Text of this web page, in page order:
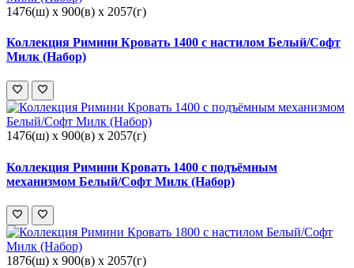
1476(ш) x 900(в) x 2057(г)
Коллекция Римини Кровать 1400 с настилом Белый/Софт
Милк (Набор)
1476(ш) x 900(в) x 2057(г)
Коллекция Римини Кровать 1400 с подъёмным
механизмом Белый/Софт Милк (Набор)
1876(ш) x 900(в) x 2057(г)